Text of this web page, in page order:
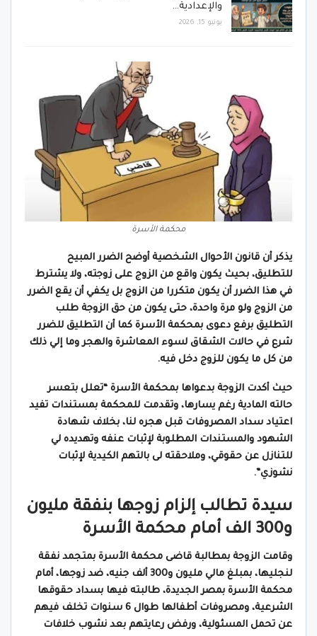
والإعدادية…
يونيو 15, 2026
محكمة الأسرة
يذكر أن قانون الأحوال الشخصية أوضح الضرر المبيح
للتطليق، بحيث يكون واقع من الزوج على زوجته، ولا يشترط
في هذا الضرر أن يكون متكررا من الزوج بل يكفي أن يقع الضرر
من الزوج ولو مرة واحدة، حتى يكون من حق الزوجة طلب
التطليق برفع دعوى بمحكمة الأسرة كما أن التطليق للضرر
شرع في حالات الشقاق لسوء المعاشرة والهجر وما إلي ذلك
من كل ما يكون للزوج دخل فيه.
حيث أكدت الزوجة بدعواها بمحكمة الأسرة “تعلل بتعسر
حالته المادية رغم يسارها، وتقدمت للمحكمة بمستندات تفيد
اعتياد سداد المصروفات قبل هجره لنا، بخلاف شهادة
الشهود والمستندات المطلوبة لإثبات عنفه وتهديده لي
للتنازل عن حقوقي، وملاحقته لى بالتهم الكيدية لإثبات
نشوزي”.
سيدة تطالب إلزام زوجها بنفقة مليون
و300 الف أمام محكمة الأسرة
وقامت الزوجة بمطالبة قاضى محكمة الأسرة بمتجمد نفقة
لنجليها، بمبلغ مالي مليون و300 ألف جنيه، ضد زوجها، أمام
محكمة الأسرة بمصر الجديدة، طالبته فيها بسداد حقوقها
الشرعية، ومصروفات أطفالها طوال 6 سنوات تخلف فيهم
عن تحمل المسئولية، ورفض رعايتهم بعد نشوب خلافات